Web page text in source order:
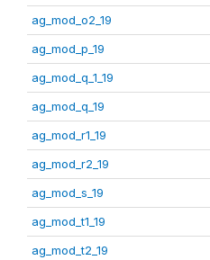
ag_mod_o2_19
ag_mod_p_19
ag_mod_q_1_19
ag_mod_q_19
ag_mod_r1_19
ag_mod_r2_19
ag_mod_s_19
ag_mod_t1_19
ag_mod_t2_19